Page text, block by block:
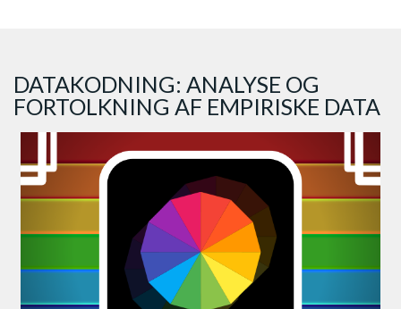
DATAKODNING: ANALYSE OG
FORTOLKNING AF EMPIRISKE DATA